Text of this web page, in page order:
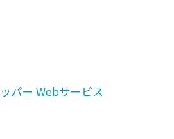
パー Webサービス